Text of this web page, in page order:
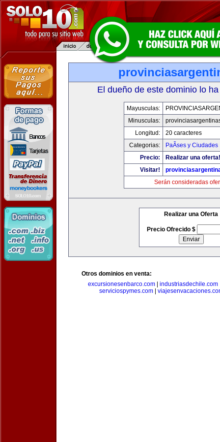
El dueño de este dominio lo
Mayusculas:
Minusculas:
Longitud:
20 caracteres
Categorias:
PaÃ­ses y Ciudades
Precio:
Realizar una oferta!
Visitar!
Serán consideradas
Realizar una Oferta
Precio Ofrecido $
Otros dominios en venta:
excursionesenbarco.com
industriasdechile.com
serviciospymes.com